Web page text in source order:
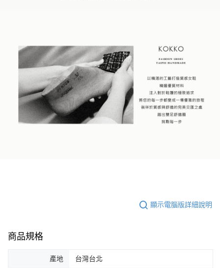
顯示電腦版詳細說明
商品規格
產地 台灣台北